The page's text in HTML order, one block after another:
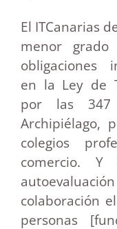
El ITCanarias
menor
obligaciones
en la Ley de
por las 347
Archipiélago,
colegios
comercio.
colaboración
personas